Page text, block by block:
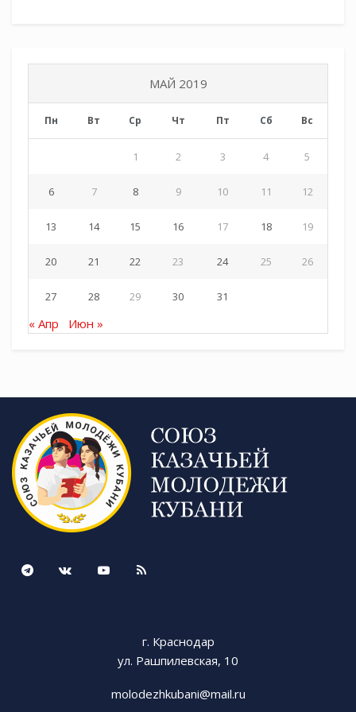
директора по учебно-методической работе
Галина Свитлик провела для гостей экскурсию
по школе.
Виктория Бригневич
МАЙ 2019
Пн Вт Ср Чт Пт Сб Вс
1 2 3 4 5
6 7 8 9 10 11 12
13 14 15 16 17 18 19
20 21 22 23 24 25 26
27 28 29 30 31
« Апр Июн »
г. Краснодар
ул. Рашпилевская, 10
molodezhkubani@mail.ru